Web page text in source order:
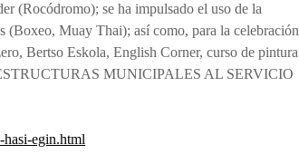
(Rocódromo); se ha impulsado el uso de la
(Boxeo, Muay Thai); así como, para la celebración
Bertso Eskola, English Corner, curso de pintura
MUNICIPALES AL SERVICIO
egin.html